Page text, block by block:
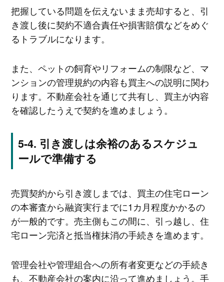
把握している問題を伝えないまま売却すると、引
き渡し後に契約不適合責任や損害賠償などをめぐ
るトラブルになります。
また、ペットの飼育やリフォームの制限など、マ
ンションの管理規約の内容も買主への説明に関わ
ります。不動産会社を通じて共有し、買主が内容
を確認したうえで契約を進めましょう。
引き渡しは余裕のあるスケジュ
ールで準備する
売買契約から引き渡しまでは、買主の住宅ローン
の本審査から融資実行までに1カ月程度かかるの
が一般的です。売主側もこの間に、引っ越し、住
宅ローン完済と抵当権抹消の手続きを進めます。
管理会社や管理組合への所有者変更などの手続き
も、不動産会社の案内に沿って進めましょう。手